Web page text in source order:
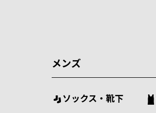
メンズ
ソックス・靴下